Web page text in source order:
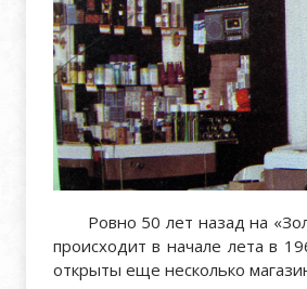
Ровно 50 лет назад на
происходит в начале лета в
открыты еще несколько